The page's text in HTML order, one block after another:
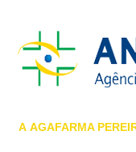
A AGAFARMA